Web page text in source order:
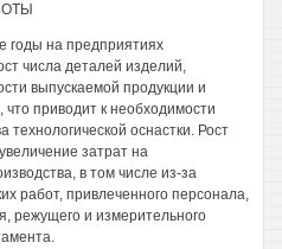
годы на предприятиях
числа деталей изделий,
выпускаемой продукции и
приводит к необходимости
технологической оснастки. Рост
затрат на
в том числе из-за
работ, привлеченного персонала,
режущего и измерительного